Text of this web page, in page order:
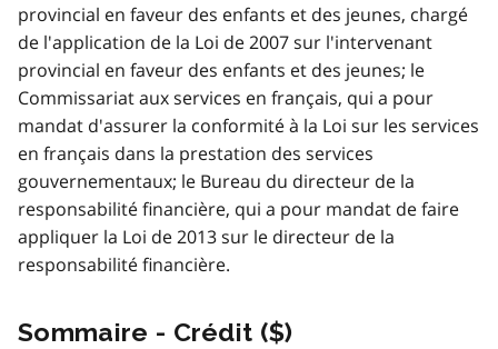
provincial en faveur des enfants et des jeunes, chargé
de l'application de la Loi de 2007 sur l'intervenant
provincial en faveur des enfants et des jeunes; le
Commissariat aux services en français, qui a pour
mandat d'assurer la conformité à la Loi sur les services
en français dans la prestation des services
gouvernementaux; le Bureau du directeur de la
responsabilité financière, qui a pour mandat de faire
appliquer la Loi de 2013 sur le directeur de la
responsabilité financière.
Sommaire - Crédit ($)